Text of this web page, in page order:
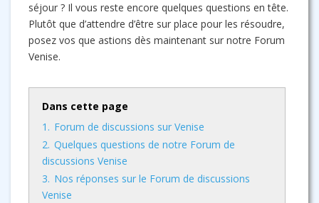
séjour ? Il vous reste encore quelques questions en tête.
Plutôt que d’attendre d’être sur place pour les résoudre,
posez vos que astions dès maintenant sur notre Forum
Venise.
Dans cette page
1. Forum de discussions sur Venise
2. Quelques questions de notre Forum de
discussions Venise
3. Nos réponses sur le Forum de discussions
Venise